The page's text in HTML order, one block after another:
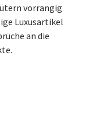
vorrangig
Luxusartikel
an die